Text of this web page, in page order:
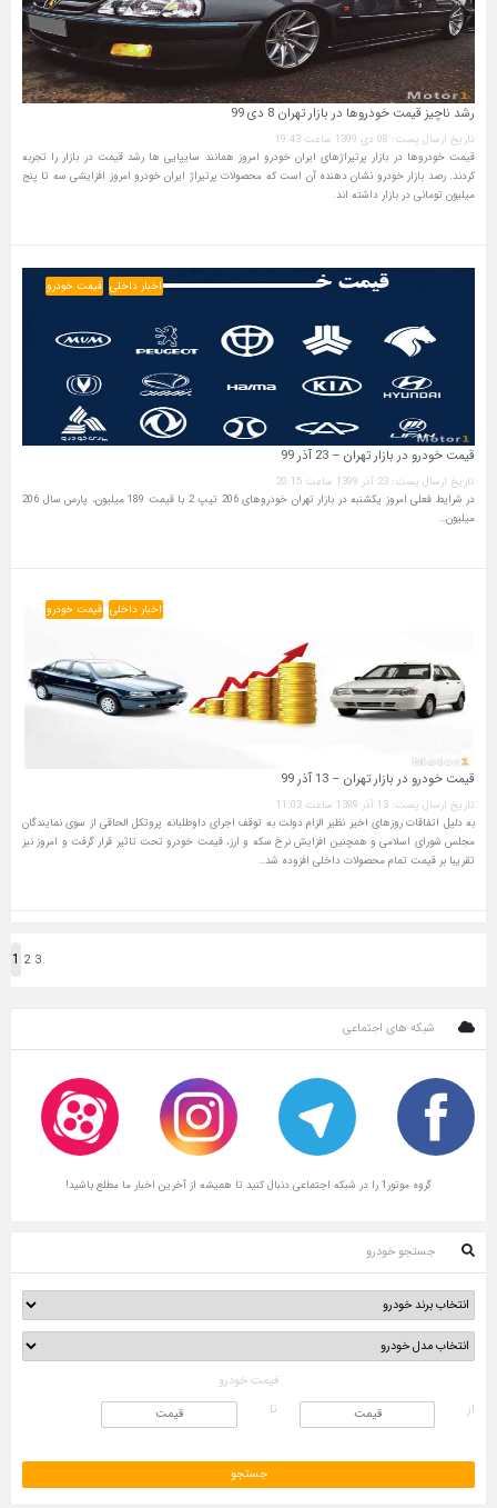
رشد ناچیز قیمت خودروها در بازار تهران 8 دی 99
تاریخ ارسال پست: 08 دی 1399 ساعت 19:43
قیمت خودروها در بازار پرتیراژهای ایران ‌خودرو امروز همانند سایپایی ها رشد قیمت در بازار را تجربه
کردند. رصد بازار خودرو نشان دهنده آن است که محصولات پرتیراژ ایران خودرو امروز افزایشی سه تا پنج
میلیون تومانی در بازار داشته اند.
اخبار داخلی قیمت خودرو
قیمت خودرو در بازار تهران – 23 آذر 99
تاریخ ارسال پست: 23 آذر 1399 ساعت 20:15
در شرایط فعلی امروز یکشنبه در بازار تهران خودروهای 206 تیپ 2 با قیمت 189 میلیون، پارس سال 206
میلیون…
اخبار داخلی قیمت خودرو
قیمت خودرو در بازار تهران – 13 آذر 99
تاریخ ارسال پست: 13 آذر 1399 ساعت 11:03
به دلیل اتفاقات روزهای اخیر نظیر الزام دولت به توقف اجرای داوطلبانه پروتکل الحاقی از سوی نمایندگان
مجلس شورای اسلامی و همچنین افزایش نرخ سکه و ارز، قیمت خودرو تحت تاثیر قرار گرفت و امروز نیز
تقریبا بر قیمت تمام محصولات داخلی افزوده شد…
1 2 3
شبکه های اجتماعی
گروه موتور1 را در شبکه اجتماعی دنبال کنید تا همیشه از آخرین اخبار ما مطلع باشید!
جستجو خودرو
قیمت خودرو
از
تا